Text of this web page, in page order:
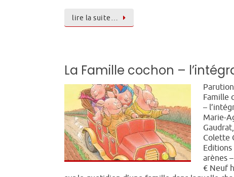
lire la suite…
La Famille cochon –
Famille
–
Marie-
Gaudrat,
Colette
Editions
arènes
€ Neuf